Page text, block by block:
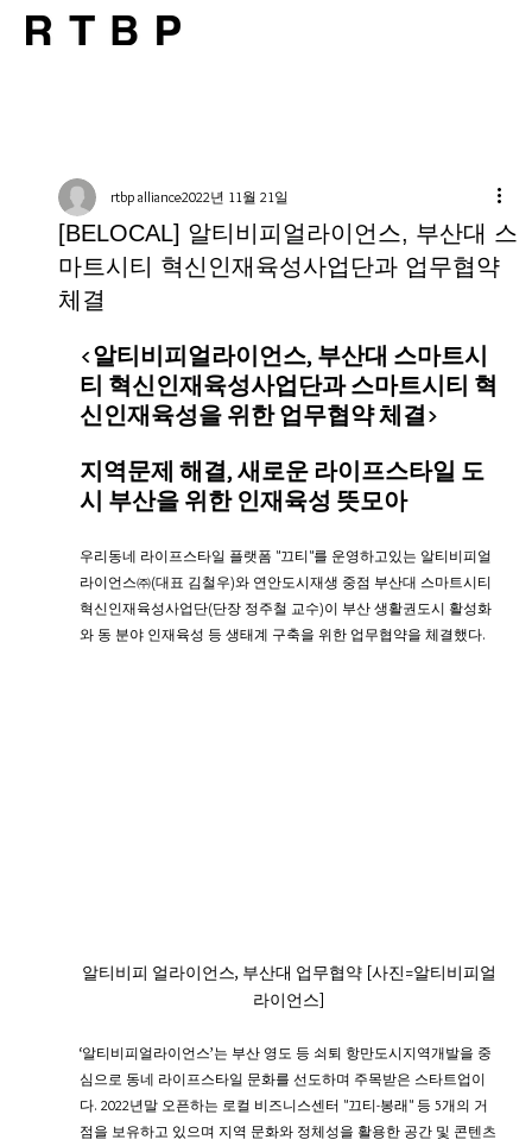
[BELOCAL] 알티비피얼라이언스, 부산대 스
마트시티 혁신인재육성사업단과 업무협약
체결
rtbp alliance2022년 11월 21일
<알티비피얼라이언스, 부산대 스마트시
티 혁신인재육성사업단과 스마트시티 혁
신인재육성을 위한 업무협약 체결>
지역문제 해결, 새로운 라이프스타일 도
시 부산을 위한 인재육성 뜻모아
우리동네 라이프스타일 플랫폼 "끄티"를 운영하고있는 알티비피얼
라이언스㈜(대표 김철우)와 연안도시재생 중점 부산대 스마트시티
혁신인재육성사업단(단장 정주철 교수)이 부산 생활권도시 활성화
와 동 분야 인재육성 등 생태계 구축을 위한 업무협약을 체결했다.
알티비피 얼라이언스, 부산대 업무협약 [사진=알티비피얼
라이언스]
‘알티비피얼라이언스’는 부산 영도 등 쇠퇴 항만도시지역개발을 중
심으로 동네 라이프스타일 문화를 선도하며 주목받은 스타트업이
다. 2022년말 오픈하는 로컬 비즈니스센터 "끄티-봉래" 등 5개의 거
점을 보유하고 있으며 지역 문화와 정체성을 활용한 공간 및 콘텐츠